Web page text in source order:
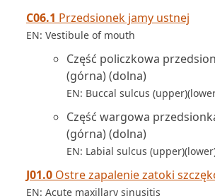
C06.1 Przedsionek jamy ustnej
EN: Vestibule of mouth
Część policzkowa
(górna) (dolna)
EN: Buccal sulcus
Część wargowa
(górna) (dolna)
EN: Labial sulcus
J01.0 Ostre zapalenie zatoki
EN: Acute maxillary sinusitis